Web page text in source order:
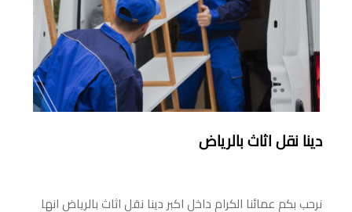
دينا نقل اثاث بالرياض
نرحب بكم عمائنا الكرام داخل اكبر دينا نقل اثاث بالرياض انها